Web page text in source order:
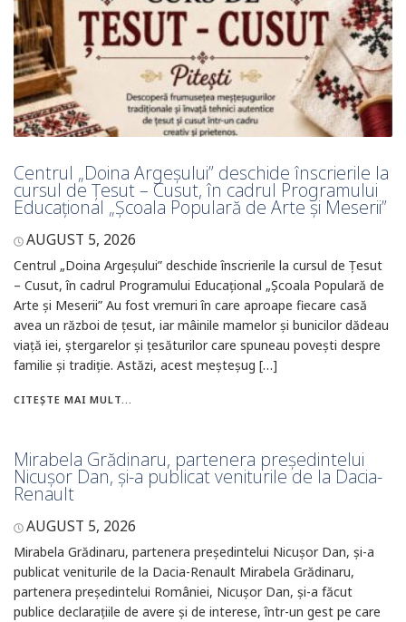
Centrul „Doina Argeșului” deschide înscrierile la
cursul de Țesut – Cusut, în cadrul Programului
Educațional „Școala Populară de Arte și Meserii”
AUGUST 5, 2026
Centrul „Doina Argeșului” deschide înscrierile la cursul de Țesut
– Cusut, în cadrul Programului Educațional „Școala Populară de
Arte și Meserii” Au fost vremuri în care aproape fiecare casă
avea un război de țesut, iar mâinile mamelor și bunicilor dădeau
viață iei, ștergarelor și țesăturilor care spuneau povești despre
familie și tradiție. Astăzi, acest meșteșug […]
CITEȘTE MAI MULT...
Mirabela Grădinaru, partenera președintelui
Nicușor Dan, și-a publicat veniturile de la Dacia-
Renault
AUGUST 5, 2026
Mirabela Grădinaru, partenera președintelui Nicușor Dan, și-a
publicat veniturile de la Dacia-Renault Mirabela Grădinaru,
partenera președintelui României, Nicușor Dan, și-a făcut
publice declarațiile de avere și de interese, într-un gest pe care